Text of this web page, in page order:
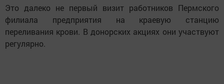
Это далеко не первый визит работников Пермского
филиала предприятия на краевую станцию
переливания крови. В донорских акциях они участвуют
регулярно.